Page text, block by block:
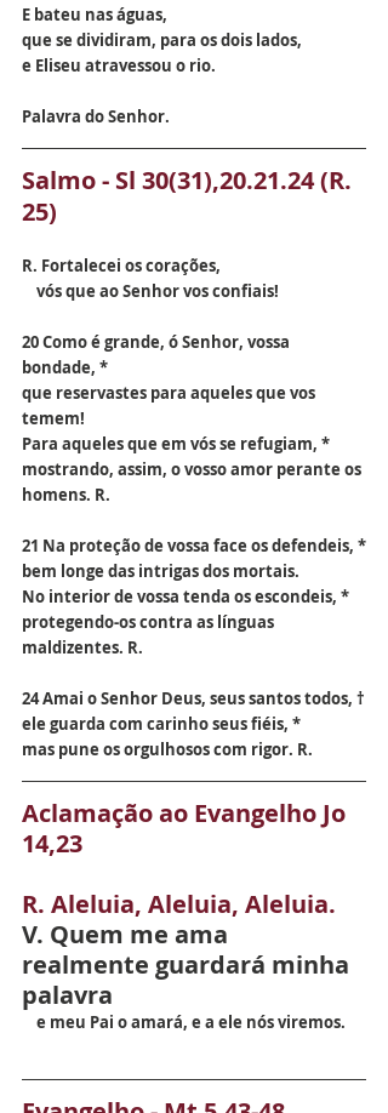
E bateu nas águas,
que se dividiram, para os dois lados,
e Eliseu atravessou o rio.
Palavra do Senhor.
Salmo - Sl 30(31),20.21.24 (R.
25)
R. Fortalecei os corações,
    vós que ao Senhor vos confiais!
20 Como é grande, ó Senhor, vossa
bondade, *
que reservastes para aqueles que vos
temem!
Para aqueles que em vós se refugiam, *
mostrando, assim, o vosso amor perante os
homens. R.
21 Na proteção de vossa face os defendeis, *
bem longe das intrigas dos mortais.
No interior de vossa tenda os escondeis, *
protegendo-os contra as línguas
maldizentes. R.
24 Amai o Senhor Deus, seus santos todos, †
ele guarda com carinho seus fiéis, *
mas pune os orgulhosos com rigor. R.
Aclamação ao Evangelho Jo
14,23
R. Aleluia, Aleluia, Aleluia.
V. Quem me ama
realmente guardará minha
palavra
    e meu Pai o amará, e a ele nós viremos.